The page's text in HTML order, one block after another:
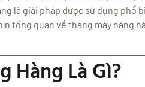
là giải pháp được sử dụng
tổng quan về thang máy nâng
Hàng Là Gì?